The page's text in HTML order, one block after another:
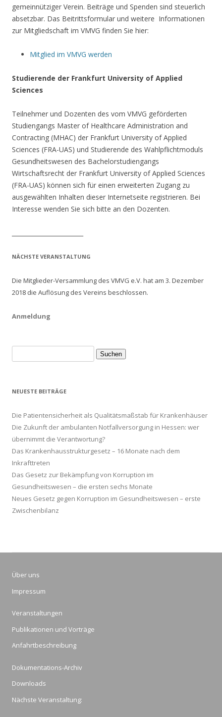
gemeinnütziger Verein. Beiträge und Spenden sind steuerlich
absetzbar. Das Beitrittsformular und weitere Informationen
zur Mitgliedschaft im VMVG finden Sie hier:
Mitglied im VMVG werden
Studierende der Frankfurt University of Applied
Sciences
Teilnehmer und Dozenten des vom VMVG geförderten
Studiengangs Master of Healthcare Administration and
Contracting (MHAC) der Frankfurt University of Applied
Sciences (FRA-UAS) und Studierende des Wahlpflichtmoduls
Gesundheitswesen des Bachelorstudiengangs
Wirtschaftsrecht der Frankfurt University of Applied Sciences
(FRA-UAS) können sich für einen erweiterten Zugang zu
ausgewählten Inhalten dieser Internetseite registrieren. Bei
Interesse wenden Sie sich bitte an den Dozenten.
NÄCHSTE VERANSTALTUNG
Die Mitglieder-Versammlung des VMVG e.V. hat am 3. Dezember
2018 die Auflösung des Vereins beschlossen.
Anmeldung
nach:
NEUESTE BEITRÄGE
Die Patientensicherheit als Qualitätsmaßstab für Krankenhäuser
Die Zukunft der ambulanten Notfallversorgung in Hessen: wer
übernimmt die Verantwortung?
Das Krankenhausstrukturgesetz – 16 Monate nach dem
Inkrafttreten
Das Gesetz zur Bekämpfung von Korruption im
Gesundheitswesen – die ersten sechs Monate
Neues Gesetz gegen Korruption im Gesundheitswesen – erste
Zwischenbilanz
Über uns
Impressum
Veranstaltungen
Publikationen und Vorträge
Anfahrtbeschreibung
Dokumentations-Archiv
Downloads
Nächste Veranstaltung: